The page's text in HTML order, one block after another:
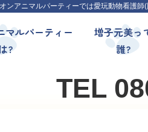
ンアニマルパーティーでは愛玩動物看護
マルパーティー
?
増子元美っ
誰?
TEL